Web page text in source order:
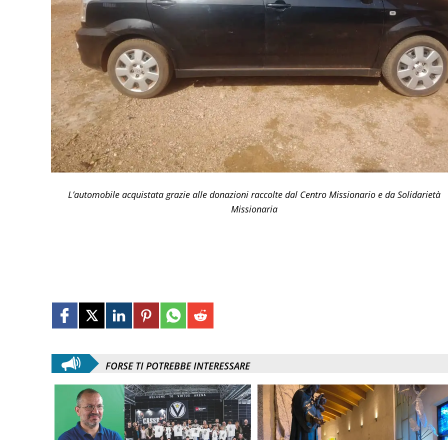
L’automobile acquistata grazie alle donazioni raccolte dal Centro Missionario e da Solidarietà
Missionaria
FORSE TI POTREBBE INTERESSARE